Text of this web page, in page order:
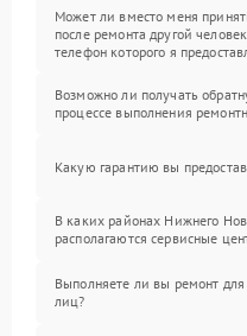
Может ли вместо меня
после ремонта другой
телефон которого я
Возможно ли получать
процессе выполнения
Какую гарантию вы
В каких районах Нижнего
располагаются сервисные
Выполняете ли вы ремонт
лиц?